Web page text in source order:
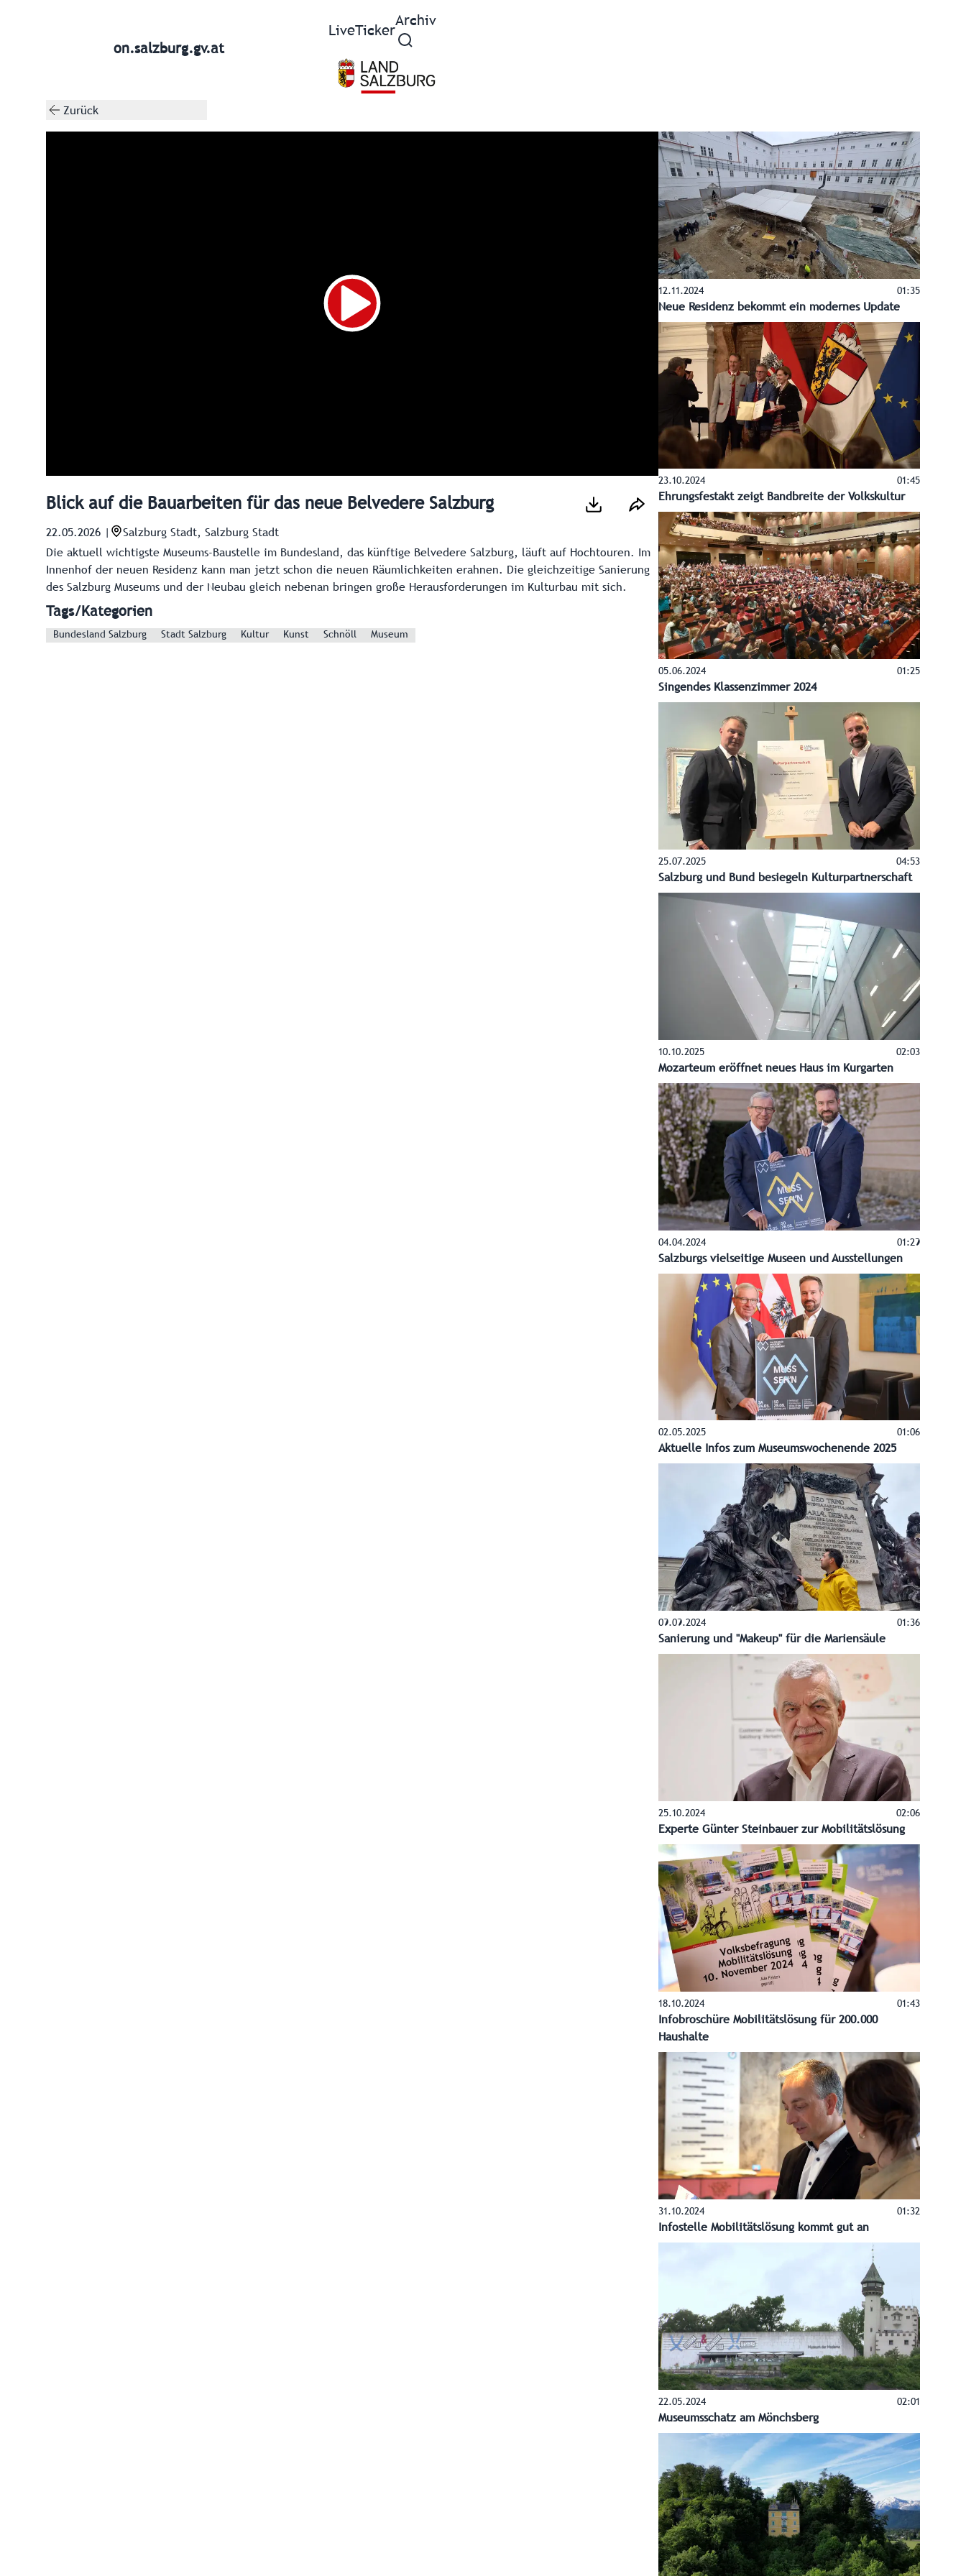
on.salzburg.gv.at
LiveTicker
Archiv
Zurück
Blick auf die Bauarbeiten für das neue Belvedere Salzburg
22.05.2026
Salzburg Stadt, Salzburg Stadt
Die aktuell wichtigste Museums-Baustelle im Bundesland, das künftige Belvedere Salzburg, läuft auf Hochtouren. Im
Innenhof der neuen Residenz kann man jetzt schon die neuen Räumlichkeiten erahnen. Die gleichzeitige Sanierung
des Salzburg Museums und der Neubau gleich nebenan bringen große Herausforderungen im Kulturbau mit sich.
Tags/Kategorien
Bundesland Salzburg Stadt Salzburg Kultur Kunst Schnöll Museum
12.11.2024 01:35
Neue Residenz bekommt ein modernes Update
23.10.2024 01:45
Ehrungsfestakt zeigt Bandbreite der Volkskultur
05.06.2024 01:25
Singendes Klassenzimmer 2024
25.07.2025 04:53
Salzburg und Bund besiegeln Kulturpartnerschaft
10.10.2025 02:03
Mozarteum eröffnet neues Haus im Kurgarten
04.04.2024 01:29
Salzburgs vielseitige Museen und Ausstellungen
02.05.2025 01:06
Aktuelle Infos zum Museumswochenende 2025
09.09.2024 01:36
Sanierung und "Makeup" für die Mariensäule
25.10.2024 02:06
Experte Günter Steinbauer zur Mobilitätslösung
18.10.2024 01:43
Infobroschüre Mobilitätslösung für 200.000
Haushalte
31.10.2024 01:32
Infostelle Mobilitätslösung kommt gut an
22.05.2024 02:01
Museumsschatz am Mönchsberg